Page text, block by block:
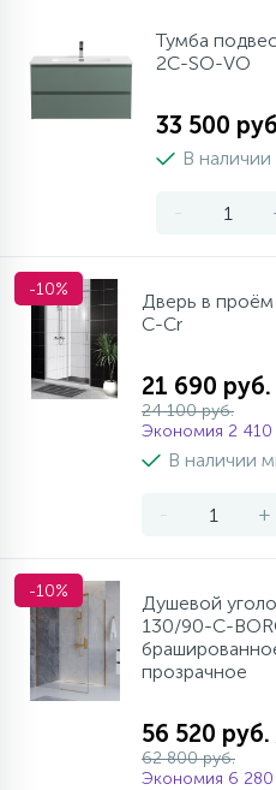
Тумба
2C-SO-VO
33 500
В
-
-10%
Дверь в
C-Cr
21 690 руб.
24 100 руб.
Экономия 2 410
В наличии
- +
-10%
Душевой
130/90-C-
прозрачное
56 520 руб.
62 800 руб.
Экономия 6 280